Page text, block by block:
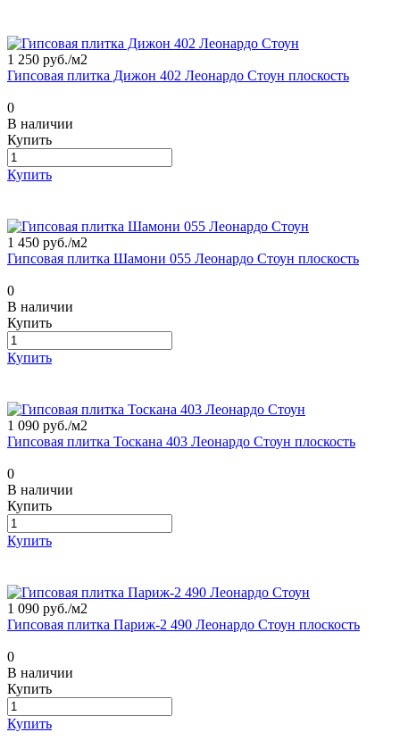
1 250 руб./м2
Гипсовая плитка Дижон 402 Леонардо Стоун плоскость
0
В наличии
Купить
Купить
1 450 руб./м2
Гипсовая плитка Шамони 055 Леонардо Стоун плоскость
0
В наличии
Купить
Купить
1 090 руб./м2
Гипсовая плитка Тоскана 403 Леонардо Стоун плоскость
0
В наличии
Купить
Купить
1 090 руб./м2
Гипсовая плитка Париж-2 490 Леонардо Стоун плоскость
0
В наличии
Купить
Купить